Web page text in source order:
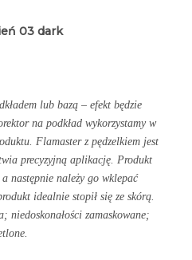
03 dark
lub bazą – efekt będzie
na podkład wykorzystamy w
Flamaster z pędzelkiem jest
precyzyjną aplikację. Produkt
następnie należy go wklepać
idealnie stopił się ze skórą.
niedoskonałości zamaskowane;